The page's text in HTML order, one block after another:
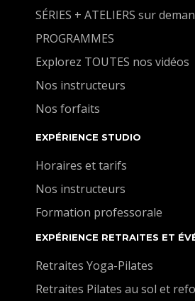
SÉRIES + ATELIERS sur
PROGRAMMES
Explorez TOUTES nos vidéos
Nos instructeurs
Nos forfaits
EXPÉRIENCE STUDIO
Horaires et tarifs
Nos instructeurs
Formation professorale
EXPÉRIENCE RETRAITES ET
Retraites Yoga-Pilates
Retraites Pilates au sol et